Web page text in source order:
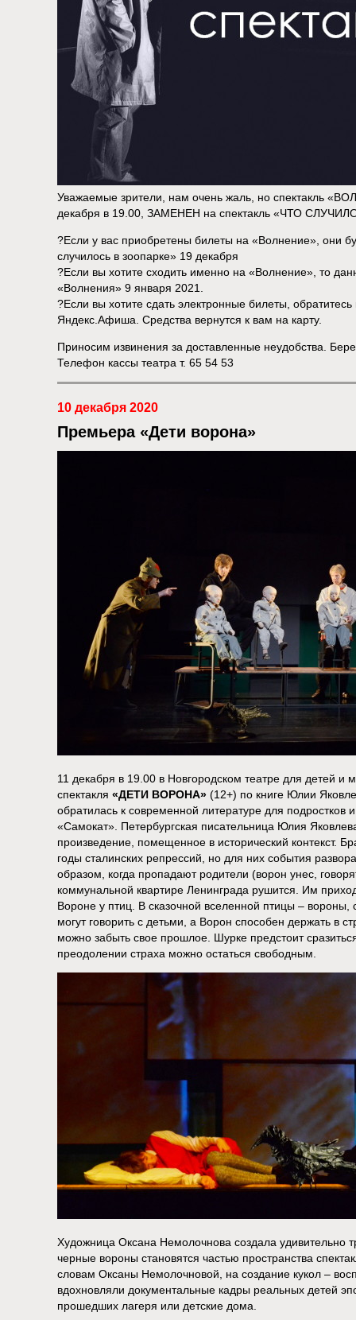
Уважаемые зрители, нам очень жаль, но спектакль
декабря в 19.00, ЗАМЕНЕН на спектакль «ЧТО
?Если у вас приобретены билеты на «Волнение», они
случилось в зоопарке» 19 декабря
?Если вы хотите сходить именно на «Волнение», то
«Волнения» 9 января 2021.
?Если вы хотите сдать электронные билеты,
Яндекс.Афиша. Средства вернутся к вам на карту.
Приносим извинения за доставленные неудобства.
Телефон кассы театра т. 65 54 53
10 декабря 2020
Премьера «Дети ворона»
11 декабря в 19.00 в Новгородском театре для детей
спектакля «ДЕТИ ВОРОНА» (12+) по книге Юлии
обратилась к современной литературе для подростков
«Самокат». Петербургская писательница Юлия
произведение, помещенное в исторический контекст.
годы сталинских репрессий, но для них события
образом, когда пропадают родители (ворон унес,
коммунальной квартире Ленинграда рушится. Им
Вороне у птиц. В сказочной вселенной птицы – вороны,
могут говорить с детьми, а Ворон способен держать в
можно забыть свое прошлое. Шурке предстоит
преодолении страха можно остаться свободным.
Художница Оксана Немолочнова создала удивительно
черные вороны становятся частью пространства
словам Оксаны Немолочновой, на создание кукол –
вдохновляли документальные кадры реальных детей
прошедших лагеря или детские дома.